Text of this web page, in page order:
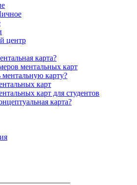
центр
карта?
ментальных карт
ментальную карту?
карт
карт для студентов
карта?